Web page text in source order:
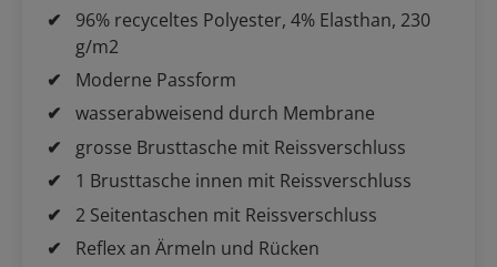
96% recyceltes Polyester, 4% Elasthan, 230
g/m2
Moderne Passform
wasserabweisend durch Membrane
grosse Brusttasche mit Reissverschluss
1 Brusttasche innen mit Reissverschluss
2 Seitentaschen mit Reissverschluss
Reflex an Ärmeln und Rücken